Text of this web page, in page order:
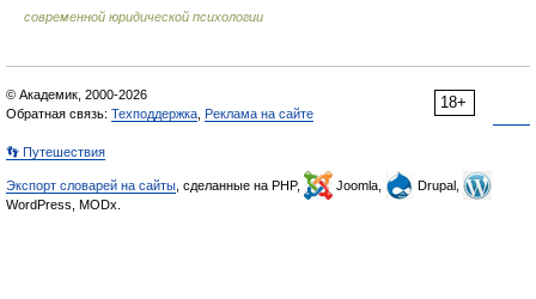
современной юридической психологии
18+
© Академик, 2000-2026
Обратная связь: Техподдержка Реклама на сайте
👣 Путешествия
Экспорт словарей на сайты , сделанные на PHP, Joomla,
Drupal,
WordPress, MODx.